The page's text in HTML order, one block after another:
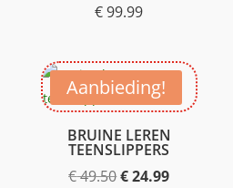
€99.99
Aanbieding!
BRUINE LEREN
TEENSLIPPERS
€49.50Oorspronkelijke
€24.99Huidige